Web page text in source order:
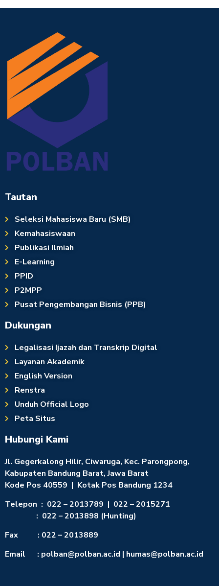
Tautan
Seleksi Mahasiswa Baru (SMB)
Kemahasiswaan
Publikasi Ilmiah
E-Learning
PPID
P2MPP
Pusat Pengembangan Bisnis (PPB)
Dukungan
Legalisasi Ijazah dan Transkrip Digital
Layanan Akademik
English Version
Renstra
Unduh Official Logo
Peta Situs
Hubungi Kami
Jl. Gegerkalong Hilir, Ciwaruga, Kec. Parongpong,
Kabupaten Bandung Barat, Jawa Barat
Kode Pos 40559 | Kotak Pos Bandung 1234
Telepon : 022 – 2013789 | 022 – 2015271
: 022 – 2013898 (Hunting)
Fax : 022 – 2013889
Email : polban@polban.ac.id | humas@polban.ac.id